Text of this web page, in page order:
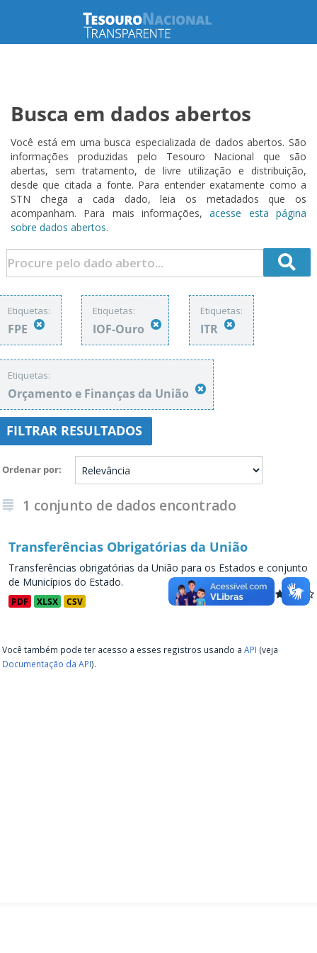
Busca em dados abertos
Você está em uma busca especializada de dados abertos. São
informações produzidas pelo Tesouro Nacional que são
abertas, sem tratamento, de livre utilização e distribuição,
desde que citada a fonte. Para entender exatamente como a
STN chega a cada dado, leia os metadados que os
acompanham. Para mais informações,acesse esta página
sobre dados abertos.
Etiquetas:
FPE
Etiquetas:
IOF-Ouro
Etiquetas:
ITR
Etiquetas:
Orçamento e Finanças da União
FILTRAR RESULTADOS
Ordenar por
1 conjunto de dados encontrado
Transferências Obrigatórias da União
Transferências obrigatórias da União para os Estados e conjunto
de Municípios do Estado.
PDF XLSX CSV
Você também pode ter acesso a esses registros usando a API (veja
Documentação da API).